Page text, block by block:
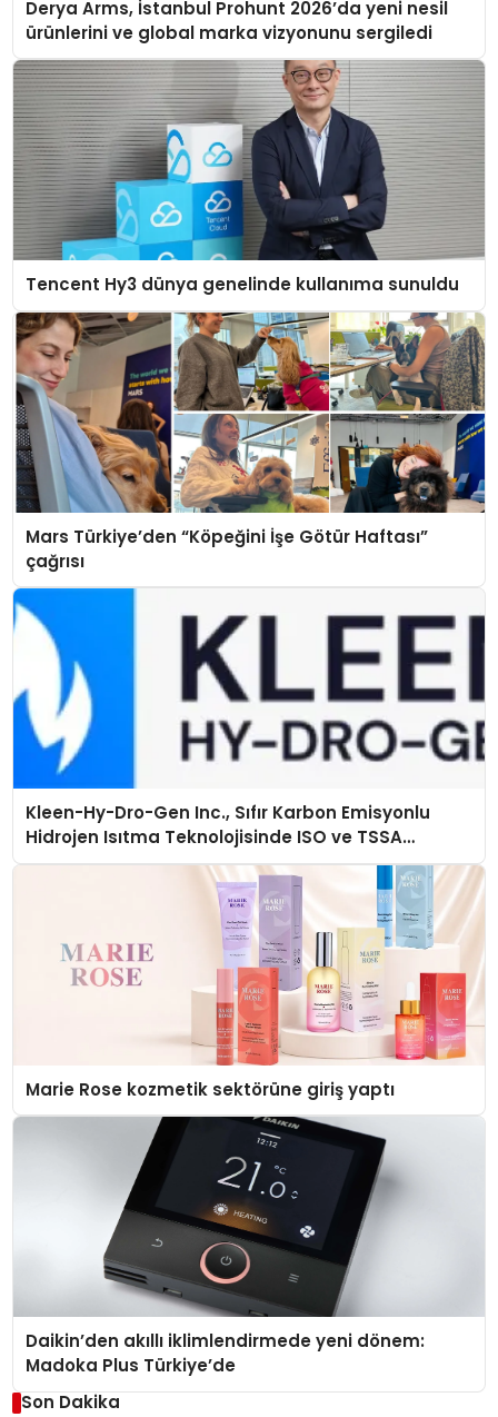
Derya Arms, İstanbul Prohunt 2026’da yeni nesil
ürünlerini ve global marka vizyonunu sergiledi
Tencent Hy3 dünya genelinde kullanıma sunuldu
Mars Türkiye’den “Köpeğini İşe Götür Haftası”
çağrısı
Kleen-Hy-Dro-Gen Inc., Sıfır Karbon Emisyonlu
Hidrojen Isıtma Teknolojisinde ISO ve TSSA
Düzenleyici Onaylarını Aldı
Marie Rose kozmetik sektörüne giriş yaptı
Daikin’den akıllı iklimlendirmede yeni dönem:
Madoka Plus Türkiye’de
Son Dakika